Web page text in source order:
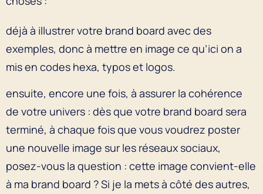
déjà à illustrer votre brand board avec des
exemples, donc à mettre en image ce qu’ici on a
mis en codes hexa, typos et logos.
ensuite, encore une fois, à assurer la cohérence
de votre univers : dès que votre brand board sera
terminé, à chaque fois que vous voudrez poster
une nouvelle image sur les réseaux sociaux,
posez-vous la question : cette image convient-elle
à ma brand board ? Si je la mets à côté des autres,